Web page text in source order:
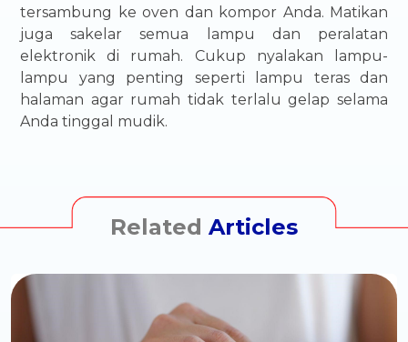
tersambung ke oven dan kompor Anda. Matikan
juga sakelar semua lampu dan peralatan
elektronik di rumah. Cukup nyalakan lampu-
lampu yang penting seperti lampu teras dan
halaman agar rumah tidak terlalu gelap selama
Anda tinggal mudik.
Related Articles